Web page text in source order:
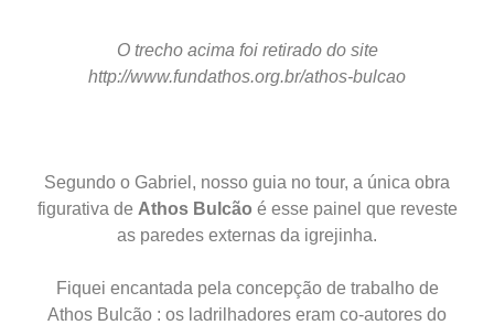
O trecho acima foi retirado do site
http://www.fundathos.org.br/athos-bulcao
Segundo o Gabriel, nosso guia no tour, a única obra
figurativa de Athos Bulcão é esse painel que reveste
as paredes externas da igrejinha.
Fiquei encantada pela concepção de trabalho de
Athos Bulcão : os ladrilhadores eram co-autores do